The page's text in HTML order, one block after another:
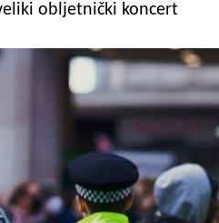
obljetnički koncert